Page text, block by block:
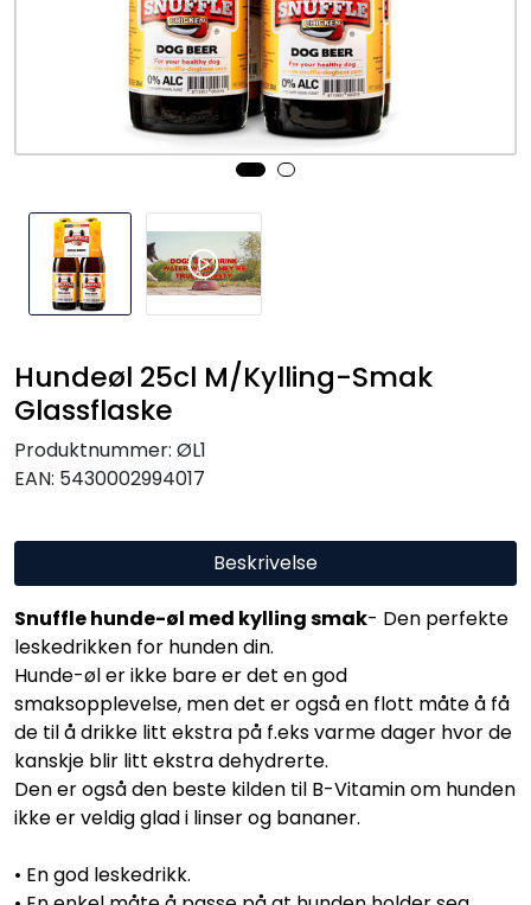
Hundeøl 25cl M/Kylling-Smak
Glassflaske
Produktnummer: ØL1
EAN: 5430002994017
Beskrivelse
Snuffle hunde-øl med kylling smak- Den perfekte
leskedrikken for hunden din.
Hunde-øl er ikke bare er det en god
smaksopplevelse, men det er også en flott måte å få
de til å drikke litt ekstra på f.eks varme dager hvor de
kanskje blir litt ekstra dehydrerte.
Den er også den beste kilden til B-Vitamin om hunden
ikke er veldig glad i linser og bananer.
• En god leskedrikk.